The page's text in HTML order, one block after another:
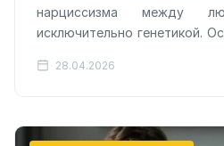
нарциссизма между
исключительно генетикой.
как нас воспитывали
28.04.2026